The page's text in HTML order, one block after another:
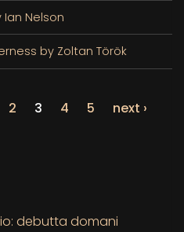
Nelson
by Zoltan Török
2 3 4 5
next ›
debutta domani